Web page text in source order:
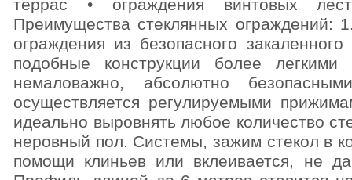
террас • ограждения винтовых
Преимущества стеклянных ограждений:
ограждения из безопасного
подобные конструкции более
немаловажно, абсолютно
осуществляется регулируемыми
идеально выровнять любое количество
неровный пол. Системы, зажим стекол в
помощи клиньев или вклеивается, не